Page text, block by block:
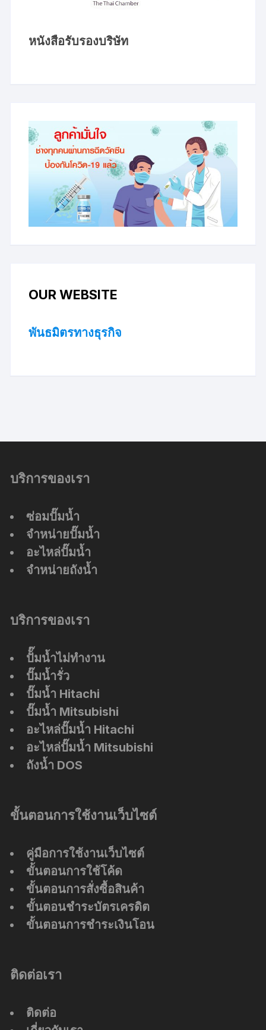
หนังสือรับรองบริษัท
OUR WEBSITE
พันธมิตรทางธุรกิจ
บริการของเรา
ซ่อมปั๊มน้ำ
จำหน่ายปั๊มน้ำ
อะไหล่ปั๊มน้ำ
จำหน่ายถังน้ำ
บริการของเรา
ปัั๊มน้ำไม่ทำงาน
ปั๊มน้ำรั่ว
ปั๊มน้ำ Hitachi
ปั๊มน้ำ Mitsubishi
อะไหล่ปั๊มน้ำ Hitachi
อะไหล่ปั๊มน้ำ Mitsubishi
ถังน้ำ DOS
ขั้นตอนการใช้งานเว็บไซต์
คู่มือการใช้งานเว็บไซต์
ขั้นตอนการใช้โค้ด
ขั้นตอนการสั่งซื้อสินค้า
ขั้นตอนชำระบัตรเครดิต
ขั้นตอนการชำระเงินโอน
ติดต่อเรา
ติดต่อ